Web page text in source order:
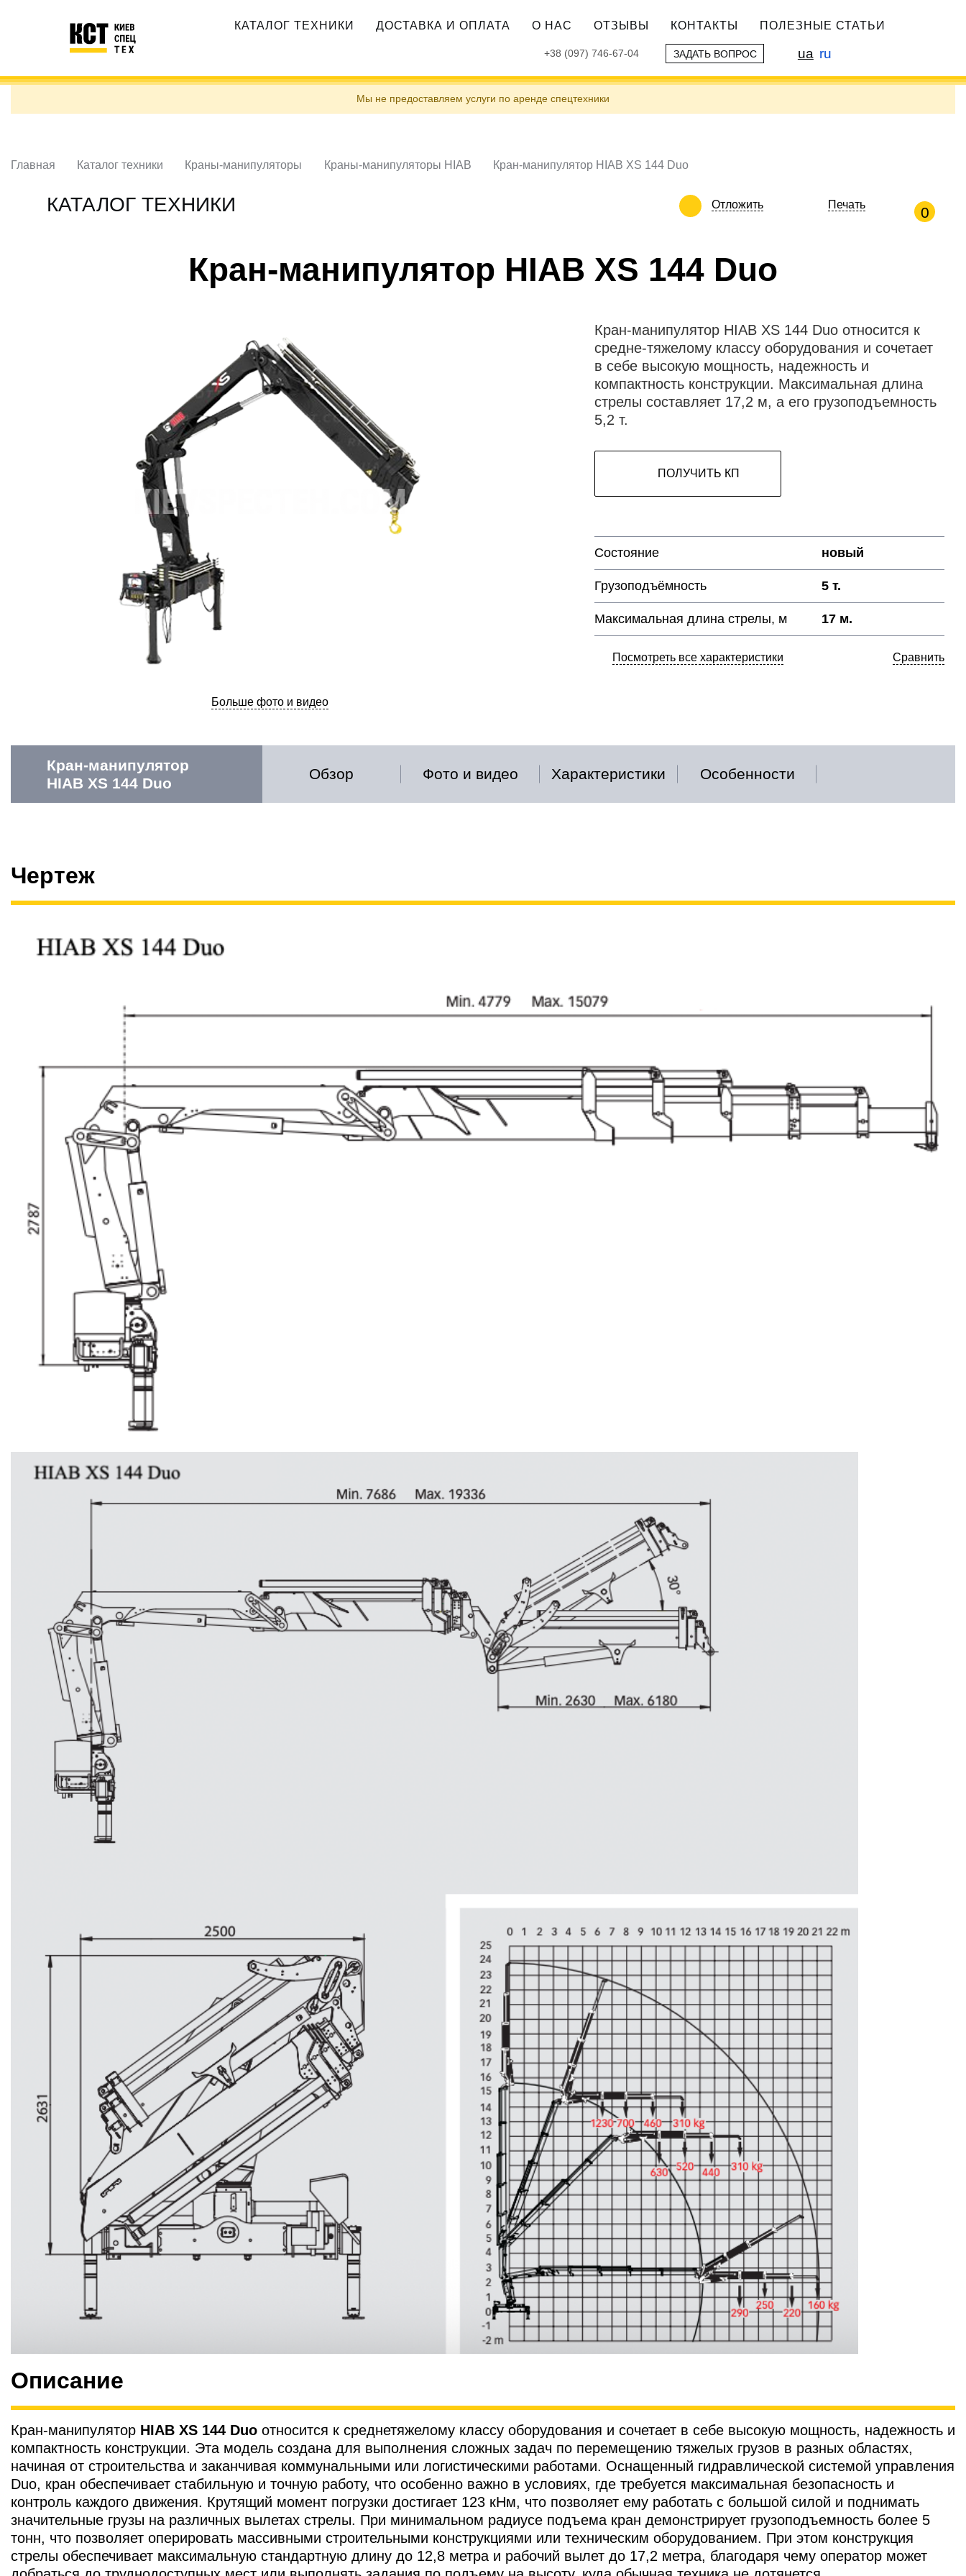
навигация
КАТАЛОГ ТЕХНИКИ ДОСТАВКА И ОПЛАТА О НАС ОТЗЫВЫ КОНТАКТЫ ПОЛЕЗНЫЕ СТАТЬИ
+38 (097) 746-67-04 ЗАДАТЬ ВОПРОС ua ru
Мы не предоставляем услуги по аренде спецтехники
Главная Каталог техники Краны-манипуляторы Краны-манипуляторы HIAB Кран-манипулятор HIAB XS 144 Duo
КАТАЛОГ ТЕХНИКИ Отложить Печать 0
Кран-манипулятор HIAB XS 144 Duo
Больше фото и видео
Кран-манипулятор HIAB XS 144 Duo относится к
средне-тяжелому классу оборудования и сочетает
в себе высокую мощность, надежность и
компактность конструкции. Максимальная длина
стрелы составляет 17,2 м, а его грузоподъемность
5,2 т.
ПОЛУЧИТЬ КП
Состояние новый
Грузоподъёмность 5 т.
Максимальная длина стрелы, м 17 м.
Посмотреть все характеристики Сравнить
Кран-манипулятор
HIAB XS 144 Duo
Обзор Фото и видео Характеристики Особенности
Чертеж
Описание
Кран-манипулятор HIAB XS 144 Duo относится к среднетяжелому классу оборудования и сочетает в себе высокую мощность, надежность и
компактность конструкции. Эта модель создана для выполнения сложных задач по перемещению тяжелых грузов в разных областях,
начиная от строительства и заканчивая коммунальными или логистическими работами. Оснащенный гидравлической системой управления
Duo, кран обеспечивает стабильную и точную работу, что особенно важно в условиях, где требуется максимальная безопасность и
контроль каждого движения. Крутящий момент погрузки достигает 123 кНм, что позволяет ему работать с большой силой и поднимать
значительные грузы на различных вылетах стрелы. При минимальном радиусе подъема кран демонстрирует грузоподъемность более 5
тонн, что позволяет оперировать массивными строительными конструкциями или техническим оборудованием. При этом конструкция
стрелы обеспечивает максимальную стандартную длину до 12,8 метра и рабочий вылет до 17,2 метра, благодаря чему оператор может